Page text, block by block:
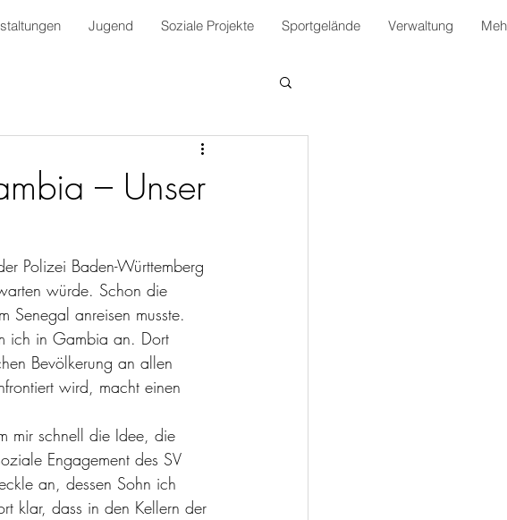
Jugend Soziale Projekte Sportgelände Verwaltung
– Unser
Polizei Baden-Württemberg
würde. Schon die
Senegal anreisen musste.
ich in Gambia an. Dort
Bevölkerung an allen
wird, macht einen
mir schnell die Idee, die
Engagement des SV
an, dessen Sohn ich
klar, dass in den Kellern der